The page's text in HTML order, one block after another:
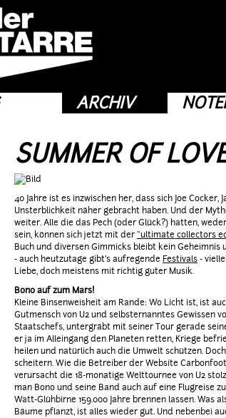
ARCHIV
SUMMER OF
40 Jahre ist es inzwischen her, dass sich Joe Cocker,
Unsterblichkeit näher gebracht haben. Und der
weiter. Alle die das Pech (oder Glück?) hatten,
sein, können sich jetzt mit der"ultimate collectors
Buch und diversen Gimmicks bleibt kein Geheimnis
- auch heutzutage gibt's aufregende Festivals-
Liebe, doch meistens mit richtig guter Musik.
Bono auf zum Mars!
Kleine Binsenweisheit am Rande: Wo Licht ist, ist
Gutmensch von U2 und selbsternanntes Gewissen
Staatschefs, untergräbt mit seiner Tour gerade
er ja im Alleingang den Planeten retten, Kriege
heilen und natürlich auch die Umwelt schützen.
scheitern. Wie die Betreiber der Website
verursacht die 18-monatige Welttournee von U2
man Bono und seine Band auch auf eine Flugreise
Watt-Glühbirne 159.000 Jahre brennen lassen. Was
Bäume pflanzt, ist alles wieder gut. Und nebenbei